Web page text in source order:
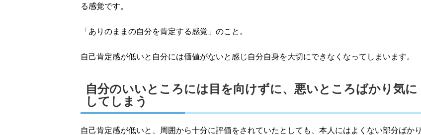
る感覚です。
「ありのままの自分を肯定する感覚」のこと。
自己肯定感が低いと自分には価値がないと感じ自分自身を大切にできなくなってしまいます。
自分のいいところには目を向けずに、悪いところばかり気に
してしまう
自己肯定感が低いと、周囲から十分に評価をされていたとしても、本人にはよくない部分ばかり